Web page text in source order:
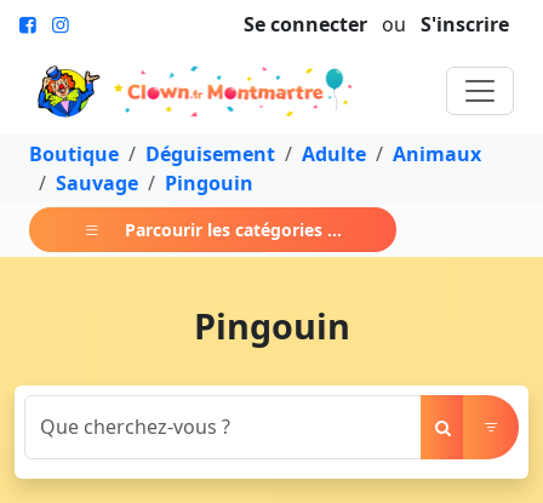
Se connecter ou S'inscrire
Boutique Déguisement Adulte
Animaux
Sauvage
Pingouin
Parcourir les catégories ...
Pingouin